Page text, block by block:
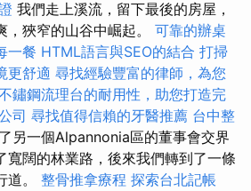
我們走上溪流，留下最後的房屋，
狹窄的山谷中崛起。 可靠的辦桌
一餐 HTML語言與SEO的結合 打掃
更舒適 尋找經驗豐富的律師，為您
鏽鋼流理台的耐用性，助您打造完
司 尋找值得信賴的牙醫推薦 台中整
另一個Alpannonia區的董事會交界
寬闊的林業路，後來我們轉到了一條
道。 整骨推拿療程 探索台北記帳